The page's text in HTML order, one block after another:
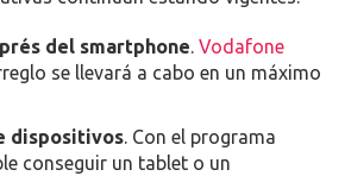
del smartphone. Vodafone
se llevará a cabo en un máximo
dispositivos. Con el programa
conseguir un tablet o un